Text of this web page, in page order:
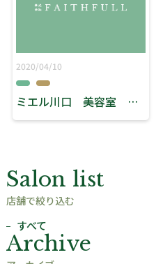
Salon list
店舗で絞り込む
すべて
Archive
2020/04/10
ミエル川口 美容室 リーブス 「外出自粛な休日」